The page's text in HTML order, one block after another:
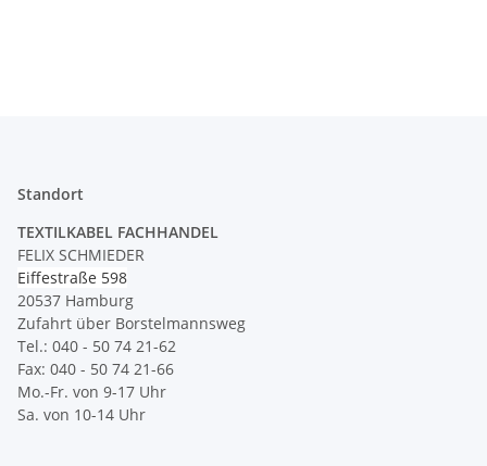
Standort
TEXTILKABEL FACHHANDEL
FELIX SCHMIEDER
Eiffestraße 598
20537 Hamburg
Zufahrt über Borstelmannsweg
Tel.: 040 - 50 74 21-62
Fax: 040 - 50 74 21-66
Mo.-Fr. von 9-17 Uhr
Sa. von 10-14 Uhr